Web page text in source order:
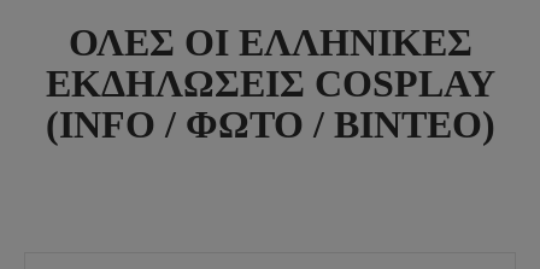
ΟΛΕΣ ΟΙ ΕΛΛΗΝΙΚΕΣ
ΕΚΔΗΛΩΣΕΙΣ COSPLAY
(INFO / ΦΩΤΟ / ΒΙΝΤΕΟ)